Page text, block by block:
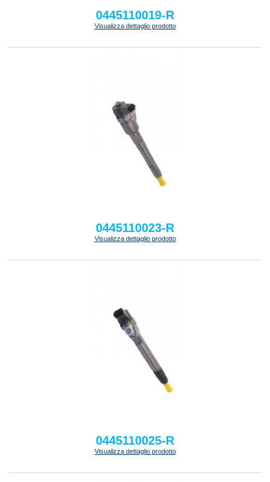
0445110019-R
Visualizza dettaglio prodotto
0445110023-R
Visualizza dettaglio prodotto
0445110025-R
Visualizza dettaglio prodotto